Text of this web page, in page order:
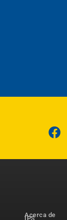
Acerca de
IPS